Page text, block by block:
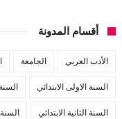
أقسام المدونة
الأدب العربي الجامعة
السنة الاولى الابتدائي
السنة الثانية الابتدائي